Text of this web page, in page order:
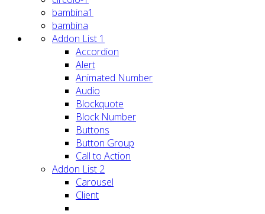
bambina1
bambina
Addon List 1
Accordion
Alert
Animated Number
Audio
Blockquote
Block Number
Buttons
Button Group
Call to Action
Addon List 2
Carousel
Client